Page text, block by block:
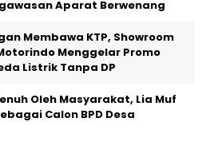
Aparat Berwenang
Membawa KTP, Showroom
Menggelar Promo
Listrik Tanpa DP
Oleh Masyarakat, Lia Muf
Calon BPD Desa